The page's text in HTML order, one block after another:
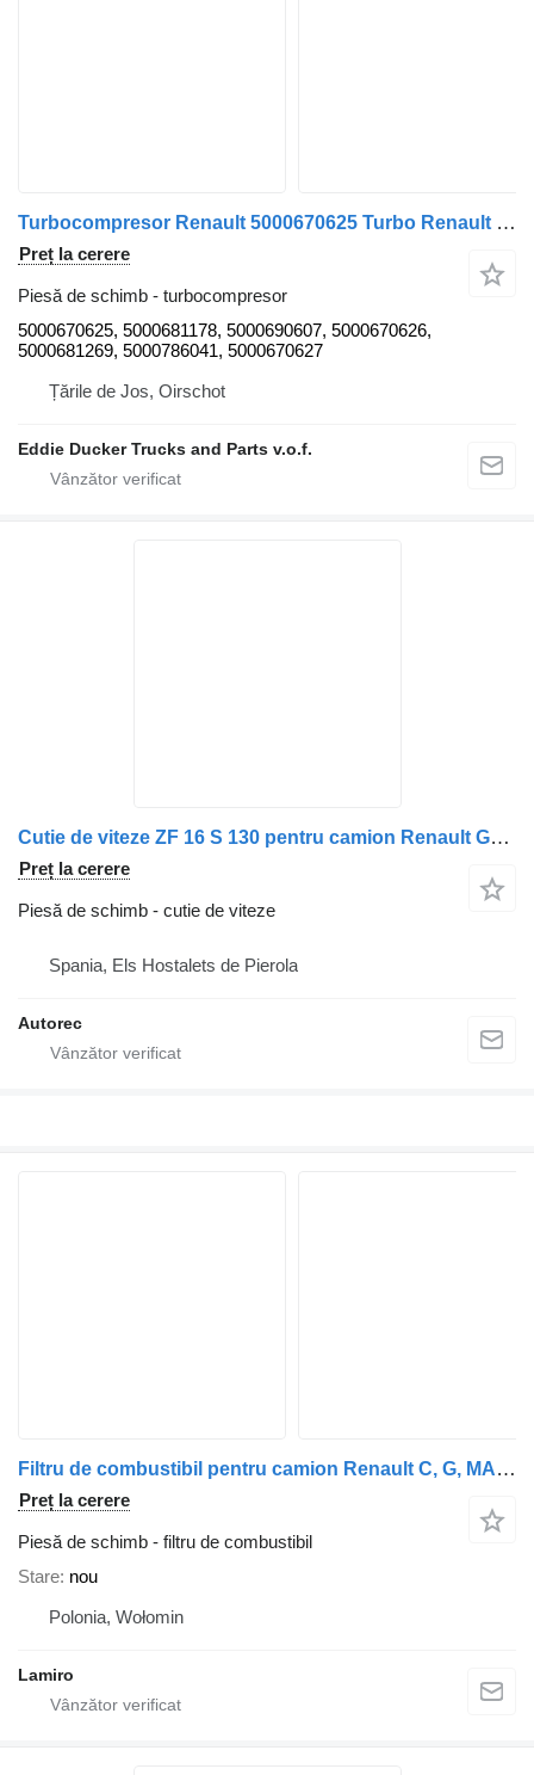
Turbocompresor Renault 5000670625 Turbo Renault LKW G g, an fabricație 1985-1989 Beheerder G, an fabricație pentru camion
Preț la cerere
Piesă de schimb - turbocompresor
5000670625, 5000681178, 5000690607, 5000670626,
5000681269, 5000786041, 5000670627
Țările de Jos, Oirschot
Eddie Ducker Trucks and Parts v.o.f.
Cutie de viteze ZF 16 S 130 pentru camion Renault G290
Preț la cerere
Piesă de schimb - cutie de viteze
Spania, Els Hostalets de Pierola
Autorec
Filtru de combustibil pentru camion Renault C, G, MANAGER, MIDLINER, R
Preț la cerere
Piesă de schimb - filtru de combustibil
Stare nou
Polonia, Wołomin
Lamiro